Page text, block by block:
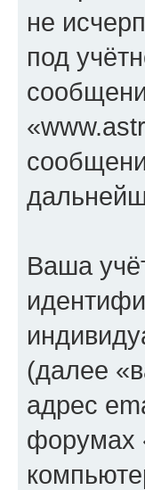
не
под
Ваша
(далее
адрес
форумах